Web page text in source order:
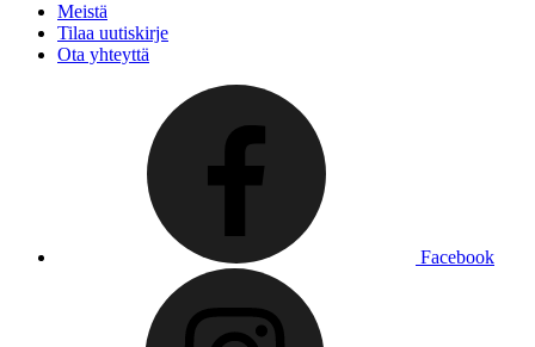
Meistä
Tilaa uutiskirje
Ota yhteyttä
Facebook